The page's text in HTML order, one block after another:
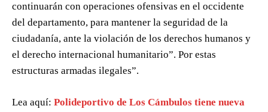
continuarán con operaciones ofensivas en el occidente
del departamento, para mantener la seguridad de la
ciudadanía, ante la violación de los derechos humanos y
el derecho internacional humanitario”. Por estas
estructuras armadas ilegales”.
Lea aquí: Polideportivo de Los Cámbulos tiene nueva